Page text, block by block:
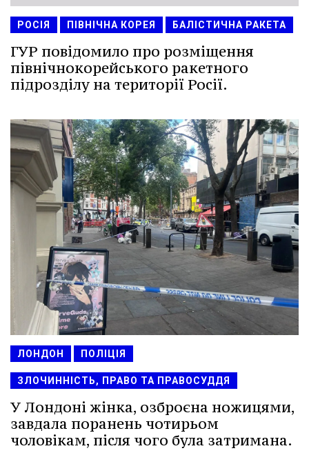
РОСІЯ ПІВНІЧНА КОРЕЯ БАЛІСТИЧНА РАКЕТА
ГУР повідомило про розміщення
північнокорейського ракетного
підрозділу на території Росії.
ЛОНДОН ПОЛІЦІЯ
ЗЛОЧИННІСТЬ, ПРАВО ТА ПРАВОСУДДЯ
У Лондоні жінка, озброєна ножицями,
завдала поранень чотирьом
чоловікам, після чого була затримана.